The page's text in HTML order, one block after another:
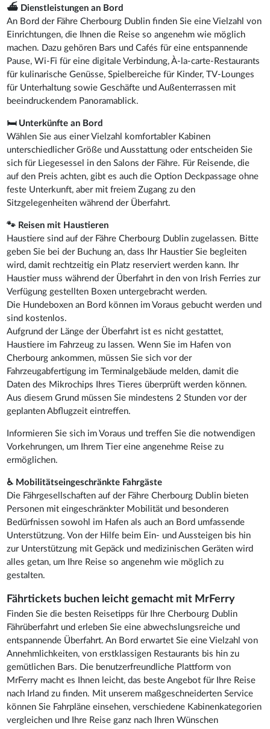
⛴️ Dienstleistungen an Bord
An Bord der Fähre Cherbourg Dublin finden Sie eine Vielzahl von
Einrichtungen, die Ihnen die Reise so angenehm wie möglich
machen. Dazu gehören Bars und Cafés für eine entspannende
Pause, Wi-Fi für eine digitale Verbindung, À-la-carte-Restaurants
für kulinarische Genüsse, Spielbereiche für Kinder, TV-Lounges
für Unterhaltung sowie Geschäfte und Außenterrassen mit
beeindruckendem Panoramablick.
🛏 Unterkünfte an Bord
Wählen Sie aus einer Vielzahl komfortabler Kabinen
unterschiedlicher Größe und Ausstattung oder entscheiden Sie
sich für Liegesessel in den Salons der Fähre. Für Reisende, die
auf den Preis achten, gibt es auch die Option Deckpassage ohne
feste Unterkunft, aber mit freiem Zugang zu den
Sitzgelegenheiten während der Überfahrt.
🐾 Reisen mit Haustieren
Haustiere sind auf der Fähre Cherbourg Dublin zugelassen. Bitte
geben Sie bei der Buchung an, dass Ihr Haustier Sie begleiten
wird, damit rechtzeitig ein Platz reserviert werden kann. Ihr
Haustier muss während der Überfahrt in den von Irish Ferries zur
Verfügung gestellten Boxen untergebracht werden.
Die Hundeboxen an Bord können im Voraus gebucht werden und
sind kostenlos.
Aufgrund der Länge der Überfahrt ist es nicht gestattet,
Haustiere im Fahrzeug zu lassen. Wenn Sie im Hafen von
Cherbourg ankommen, müssen Sie sich vor der
Fahrzeugabfertigung im Terminalgebäude melden, damit die
Daten des Mikrochips Ihres Tieres überprüft werden können.
Aus diesem Grund müssen Sie mindestens 2 Stunden vor der
geplanten Abflugzeit eintreffen.
Informieren Sie sich im Voraus und treffen Sie die notwendigen
Vorkehrungen, um Ihrem Tier eine angenehme Reise zu
ermöglichen.
♿ Mobilitätseingeschränkte Fahrgäste
Die Fährgesellschaften auf der Fähre Cherbourg Dublin bieten
Personen mit eingeschränkter Mobilität und besonderen
Bedürfnissen sowohl im Hafen als auch an Bord umfassende
Unterstützung. Von der Hilfe beim Ein- und Aussteigen bis hin
zur Unterstützung mit Gepäck und medizinischen Geräten wird
alles getan, um Ihre Reise so angenehm wie möglich zu
gestalten.
Fährtickets buchen leicht gemacht mit MrFerry
Finden Sie die besten Reisetipps für Ihre Cherbourg Dublin
Fährüberfahrt und erleben Sie eine abwechslungsreiche und
entspannende Überfahrt. An Bord erwartet Sie eine Vielzahl von
Annehmlichkeiten, von erstklassigen Restaurants bis hin zu
gemütlichen Bars. Die benutzerfreundliche Plattform von
MrFerry macht es Ihnen leicht, das beste Angebot für Ihre Reise
nach Irland zu finden. Mit unserem maßgeschneiderten Service
können Sie Fahrpläne einsehen, verschiedene Kabinenkategorien
vergleichen und Ihre Reise ganz nach Ihren Wünschen